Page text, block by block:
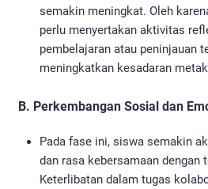
semakin meningkat. Oleh
perlu menyertakan aktivitas
pembelajaran atau peninjauan
meningkatkan kesadaran
B. Perkembangan Sosial dan
Pada fase ini, siswa semakin
dan rasa kebersamaan dengan
Keterlibatan dalam tugas